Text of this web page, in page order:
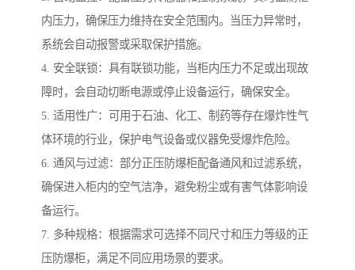
内压力，确保压力维持在安全范围内。当压力异常时，
系统会自动报警或采取保护措施。
4. 安全联锁：具有联锁功能，当柜内压力不足或出现故
障时，会自动切断电源或停止设备运行，确保安全。
5. 适用性广：可用于石油、化工、制药等存在爆炸性气
体环境的行业，保护电气设备或仪器免受爆炸危险。
6. 通风与过滤：部分正压防爆柜配备通风和过滤系统，
确保进入柜内的空气洁净，避免粉尘或有害气体影响设
备运行。
7. 多种规格：根据需求可选择不同尺寸和压力等级的正
压防爆柜，满足不同应用场景的要求。